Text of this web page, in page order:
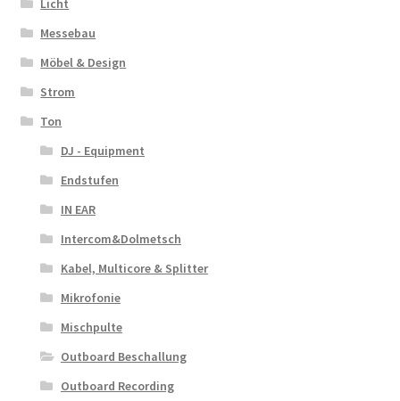
Licht
Messebau
Möbel & Design
Strom
Ton
DJ - Equipment
Endstufen
IN EAR
Intercom&Dolmetsch
Kabel, Multicore & Splitter
Mikrofonie
Mischpulte
Outboard Beschallung
Outboard Recording